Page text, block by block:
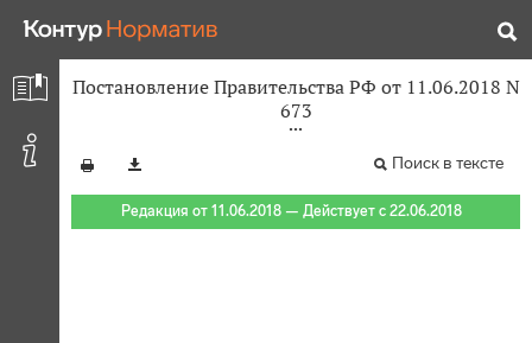
Постановление Правительства РФ от 11.06.2018 N
673
Поиск в тексте
Редакция от 11.06.2018 — Действует с 22.06.2018